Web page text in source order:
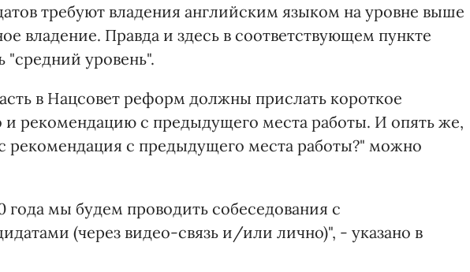
требуют владения английским языком на уровне выше
владение. Правда и здесь в соответствующем пункте
"средний уровень".
в Нацсовет реформ должны прислать короткое
и рекомендацию с предыдущего места работы. И опять же,
рекомендация с предыдущего места работы?" можно
года мы будем проводить собеседования с
(через видео-связь и/или лично)", - указано в